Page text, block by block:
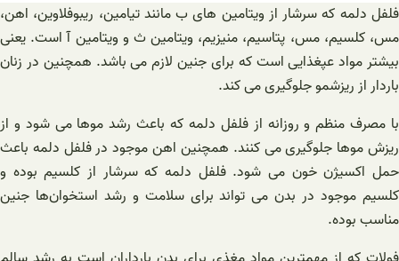
فلفل دلمه که سرشار از ویتامین های ب مانند تیامین، ریبوفلاوین، اهن،
مس، کلسیم، مس، پتاسیم، منیزیم، ویتامین ث و ویتامین آ است. یعنی
بیشتر مواد عپغذایی است که برای جنین لازم می باشد. همچنین در زنان
باردار از ریزشمو جلوگیری می کند.
با مصرف منظم و روزانه از فلفل دلمه که باعث رشد موها می شود و از
ریزش موها جلوگیری می کنند. همچنین اهن موجود در فلفل دلمه باعث
حمل اکسیژن خون می شود. فلفل دلمه که سرشار از کلسیم بوده و
کلسیم موجود در بدن می تواند برای سلامت و رشد استخوان‌ها جنین
مناسب بوده.